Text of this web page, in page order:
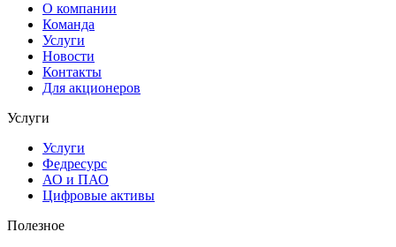
О компании
Команда
Услуги
Новости
Контакты
Для акционеров
Услуги
Услуги
Федресурс
АО и ПАО
Цифровые активы
Полезное